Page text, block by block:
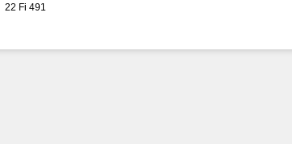
22 Fi 491